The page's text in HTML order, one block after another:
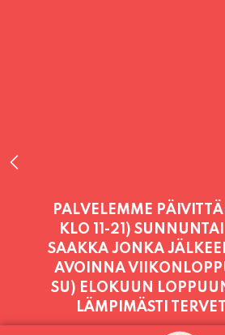
SAAKKA JONKA
AVOINNA
SU) ELOKUUN
LÄMPIMÄSTI
PALVELEMME
TORSTAI 11:00 -